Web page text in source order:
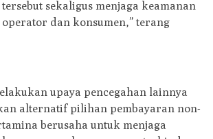
sekaligus menjaga keamanan
dan konsumen,” terang
upaya pencegahan lainnya
alternatif pilihan pembayaran non-
berusaha untuk menjaga